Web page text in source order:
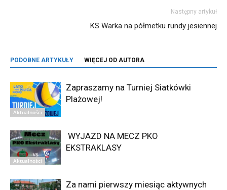
Następny artykuł
KS Warka na półmetku rundy jesiennej
PODOBNE ARTYKUŁY WIĘCEJ OD AUTORA
Aktualności
Zapraszamy na Turniej Siatkówki
Plażowej!
Aktualności
WYJAZD NA MECZ PKO
EKSTRAKLASY
Za nami pierwszy miesiąc aktywnych